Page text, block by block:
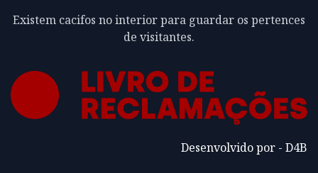
Existem cacifos no interior para guardar os pertences
de visitantes.
Desenvolvido por - D4B